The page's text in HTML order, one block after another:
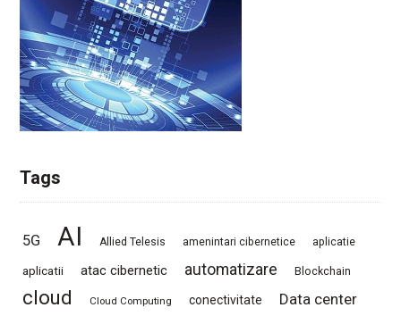
Tags
5G AI Allied Telesis amenintari cibernetice aplicatie
aplicatii atac cibernetic automatizare Blockchain
cloud Cloud Computing conectivitate Data center